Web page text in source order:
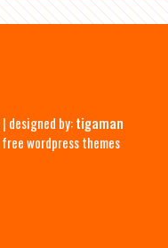
| designed by:tigaman
free wordpress themes